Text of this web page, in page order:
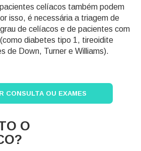
celíacos também podem
isso, é necessária a triagem de
de celíacos e de pacientes com
diabetes tipo 1, tireoidite
de Down, Turner e Williams).
CONSULTA OU EXAMES
O